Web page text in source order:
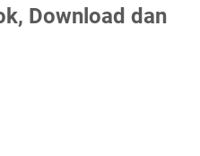
Download dan